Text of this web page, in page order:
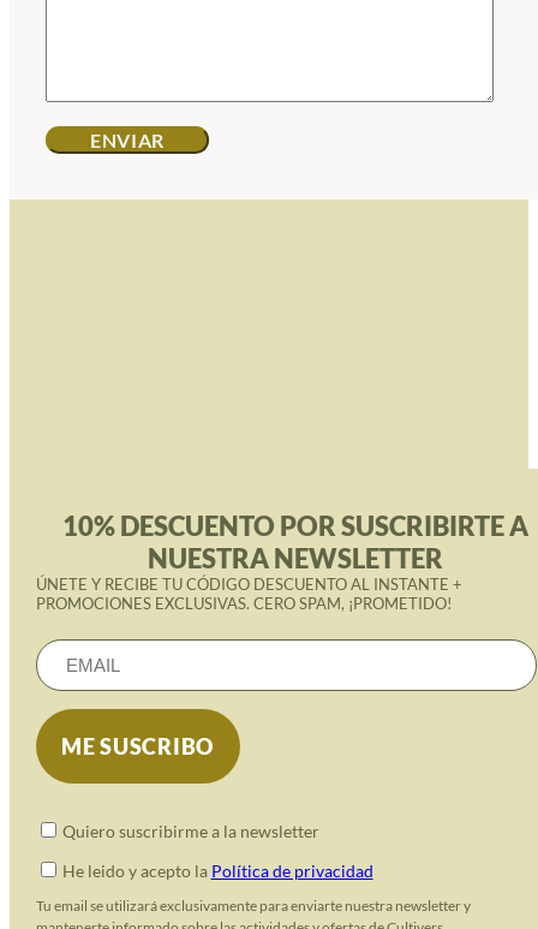
10% DESCUENTO POR SUSCRIBIRTE A
NUESTRA NEWSLETTER
ÚNETE Y RECIBE TU CÓDIGO DESCUENTO AL INSTANTE +
PROMOCIONES EXCLUSIVAS. CERO SPAM, ¡PROMETIDO!
Quiero suscribirme a la newsletter
He leido y acepto la Política de privacidad
Tu email se utilizará exclusivamente para enviarte nuestra newsletter y